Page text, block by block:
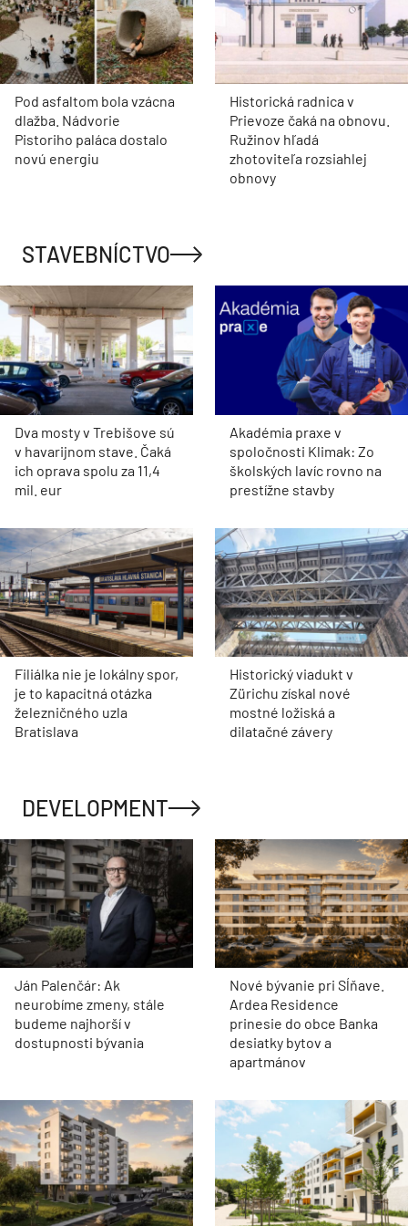
Pod asfaltom bola vzácna
dlažba. Nádvorie
Pistoriho paláca dostalo
novú energiu
Historická radnica v
Prievoze čaká na obnovu.
Ružinov hľadá
zhotoviteľa rozsiahlej
obnovy
STAVEBNÍCTVO
Dva mosty v Trebišove sú
v havarijnom stave. Čaká
ich oprava spolu za 11,4
mil. eur
Akadémia praxe v
spoločnosti Klimak: Zo
školských lavíc rovno na
prestížne stavby
Filiálka nie je lokálny spor,
je to kapacitná otázka
železničného uzla
Bratislava
Historický viadukt v
Zürichu získal nové
mostné ložiská a
dilatačné závery
DEVELOPMENT
Ján Palenčár: Ak
neurobíme zmeny, stále
budeme najhorší v
dostupnosti bývania
Nové bývanie pri Sĺňave.
Ardea Residence
prinesie do obce Banka
desiatky bytov a
apartmánov